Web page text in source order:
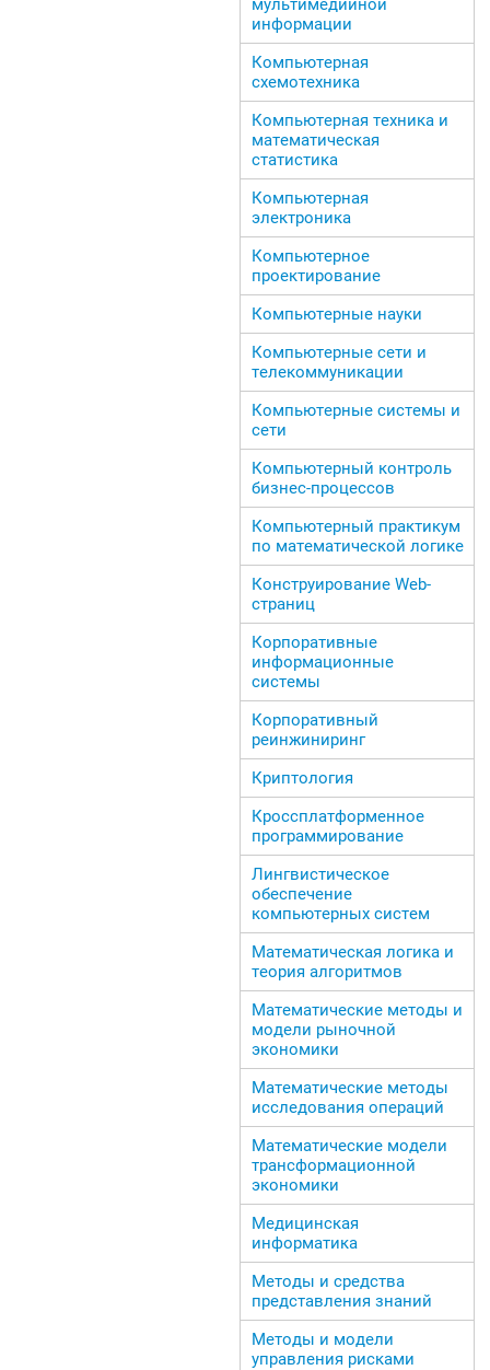
мультимедийной
информации
Компьютерная
схемотехника
Компьютерная техника и
математическая
статистика
Компьютерная
электроника
Компьютерное
проектирование
Компьютерные науки
Компьютерные сети и
телекоммуникации
Компьютерные системы и
сети
Компьютерный контроль
бизнес-процессов
Компьютерный практикум
по математической логике
Конструирование Web-
страниц
Корпоративные
информационные
системы
Корпоративный
реинжиниринг
Криптология
Кроссплатформенное
программирование
Лингвистическое
обеспечение
компьютерных систем
Математическая логика и
теория алгоритмов
Математические методы и
модели рыночной
экономики
Математические методы
исследования операций
Математические модели
трансформационной
экономики
Медицинская
информатика
Методы и средства
представления знаний
Методы и модели
управления рисками